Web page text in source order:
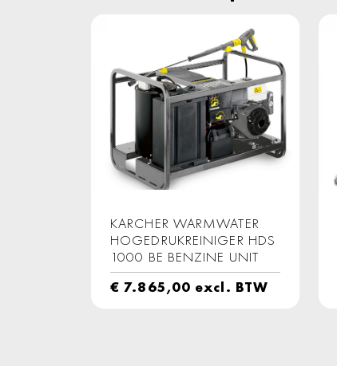
KARCHER WARMWATER
HOGEDRUKREINIGER HDS
1000 BE BENZINE UNIT
€ 7.865,00 excl. BTW